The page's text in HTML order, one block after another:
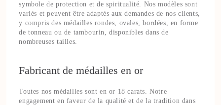
symbole de protection et de spiritualité. Nos modèles sont
variés et peuvent être adaptés aux demandes de nos clients,
y compris des médailles rondes, ovales, bordées, en forme
de tonneau ou de tambourin, disponibles dans de
nombreuses tailles.
Fabricant de médailles en or
Toutes nos médailles sont en or 18 carats. Notre
engagement en faveur de la qualité et de la tradition dans